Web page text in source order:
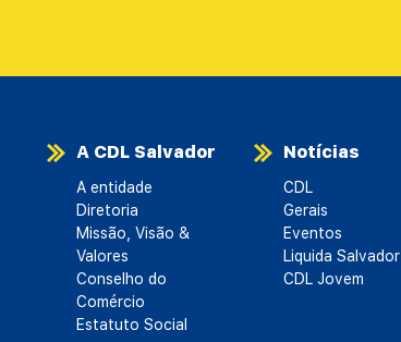
A CDL Salvador
A entidade
Diretoria
Missão, Visão &
Valores
Conselho do
Comércio
Estatuto Social
Notícias
CDL
Gerais
Eventos
Liquida Salvador
CDL Jovem